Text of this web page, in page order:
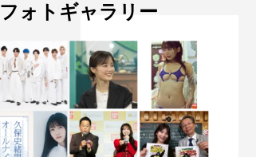
フォトギャラリー